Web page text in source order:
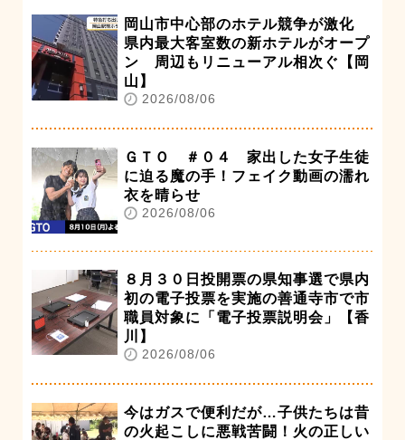
岡山市中心部のホテル競争が激化
県内最大客室数の新ホテルがオープ
ン 周辺もリニューアル相次ぐ【岡
山】
2026/08/06
ＧＴＯ ＃０４ 家出した女子生徒
に迫る魔の手！フェイク動画の濡れ
衣を晴らせ
2026/08/06
８月３０日投開票の県知事選で県内
初の電子投票を実施の善通寺市で市
職員対象に「電子投票説明会」【香
川】
2026/08/06
今はガスで便利だが…子供たちは昔
の火起こしに悪戦苦闘！火の正しい